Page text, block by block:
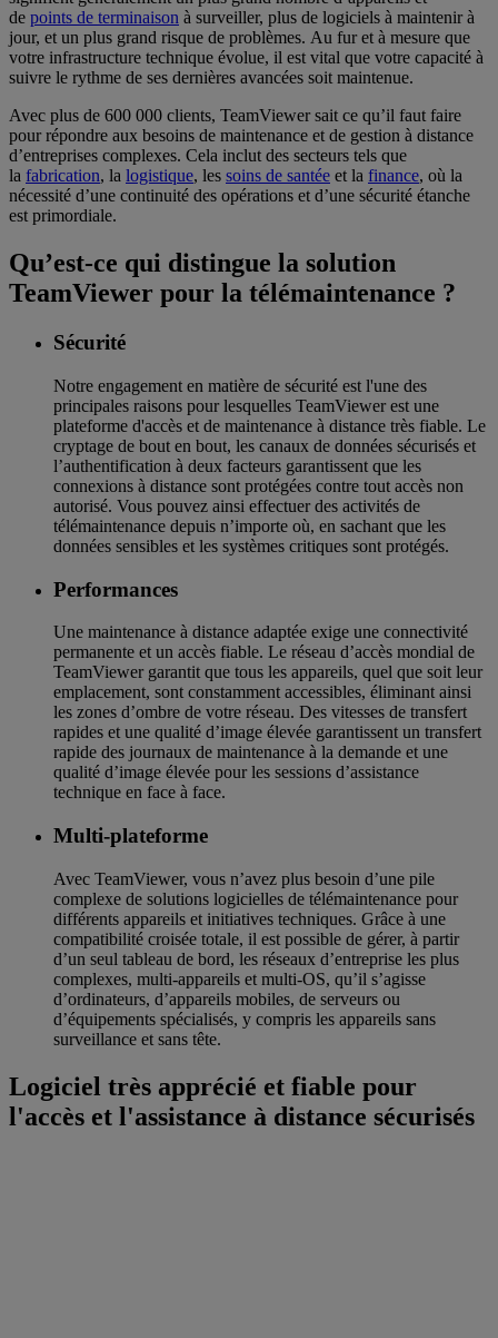
de points de terminaison à surveiller, plus de logiciels à maintenir à
jour, et un plus grand risque de problèmes. Au fur et à mesure que
votre infrastructure technique évolue, il est vital que votre capacité à
suivre le rythme de ses dernières avancées soit maintenue.
Avec plus de 600 000 clients, TeamViewer sait ce qu’il faut faire
pour répondre aux besoins de maintenance et de gestion à distance
d’entreprises complexes. Cela inclut des secteurs tels que
la fabrication, la logistique, les soins de santée et la finance, où la
nécessité d’une continuité des opérations et d’une sécurité étanche
est primordiale.
Qu’est-ce qui distingue la solution
TeamViewer pour la télémaintenance ?
Sécurité
Notre engagement en matière de sécurité est l'une des
principales raisons pour lesquelles TeamViewer est une
plateforme d'accès et de maintenance à distance très fiable. Le
cryptage de bout en bout, les canaux de données sécurisés et
l’authentification à deux facteurs garantissent que les
connexions à distance sont protégées contre tout accès non
autorisé. Vous pouvez ainsi effectuer des activités de
télémaintenance depuis n’importe où, en sachant que les
données sensibles et les systèmes critiques sont protégés.
Performances
Une maintenance à distance adaptée exige une connectivité
permanente et un accès fiable. Le réseau d’accès mondial de
TeamViewer garantit que tous les appareils, quel que soit leur
emplacement, sont constamment accessibles, éliminant ainsi
les zones d’ombre de votre réseau. Des vitesses de transfert
rapides et une qualité d’image élevée garantissent un transfert
rapide des journaux de maintenance à la demande et une
qualité d’image élevée pour les sessions d’assistance
technique en face à face.
Multi-plateforme
Avec TeamViewer, vous n’avez plus besoin d’une pile
complexe de solutions logicielles de télémaintenance pour
différents appareils et initiatives techniques. Grâce à une
compatibilité croisée totale, il est possible de gérer, à partir
d’un seul tableau de bord, les réseaux d’entreprise les plus
complexes, multi-appareils et multi-OS, qu’il s’agisse
d’ordinateurs, d’appareils mobiles, de serveurs ou
d’équipements spécialisés, y compris les appareils sans
surveillance et sans tête.
Logiciel très apprécié et fiable pour
l'accès et l'assistance à distance sécurisés